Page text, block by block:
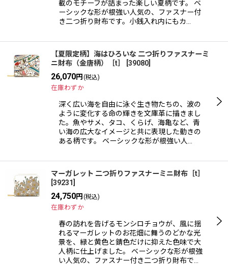
載のモチーフが詰まった楽しい夏柄です。 ベ
ーシックな形が根強い人気の、ファスナー付
き二つ折り財布です。小銭入れ内にもカ…
【夏限定柄】海はひろいな 二つ折りファスナーミ
ニ財布（金唐柄）［t］
39080
26,070円 (税込)
在庫わずか
深く広い海を自由に泳ぐ生き物たちの、波の
ように変化する命の輝きを文庫革に描きまし
た。魚やサメ、タコ、くらげ、海亀など、青
い海の広大なイメージと共に表現した動きの
ある柄です。 ベーシックな形が根強い人…
マーガレット 二つ折りファスナーミニ財布［t］
39231
24,750円 (税込)
在庫わずか
春の訪れを告げるモンシロチョウが、風に揺
れるマーガレットのお花畑に舞うのどかな光
景を、緑と黄色と錆色だけに抑えた色味で大
人柄に仕上げました。 ベーシックな形が根強
い人気の、ファスナー付き二つ折り財布で…